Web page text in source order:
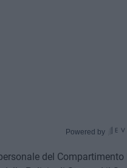
Powered by
del